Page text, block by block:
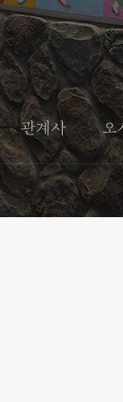
관계사 오